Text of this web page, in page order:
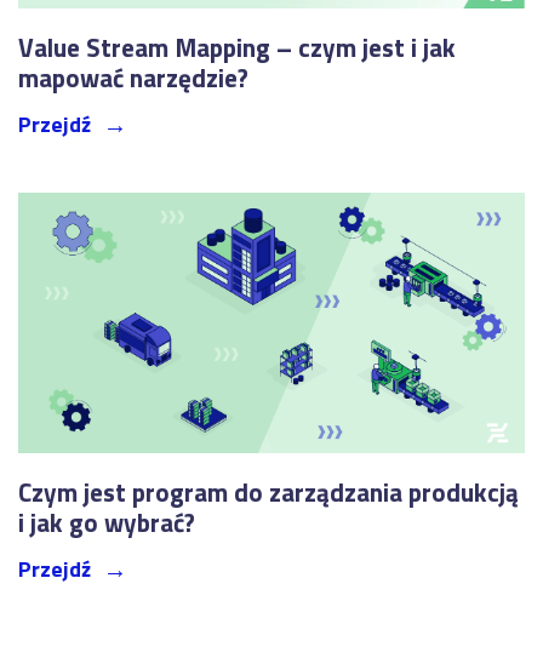
Value Stream Mapping – czym jest i jak
mapować narzędzie?
Przejdź
Czym jest program do zarządzania produkcją
i jak go wybrać?
Przejdź